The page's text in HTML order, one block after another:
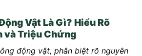
Vật Là Gì? Hiểu Rõ
và Triệu Chứng
động vật, phân biệt rõ nguyên